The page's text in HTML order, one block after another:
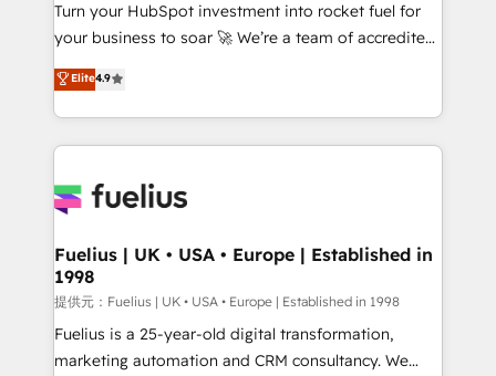
certified - the AI management standard • GuardHub:
our AI governance framework, built on ISO 42001
Ready for the next step? Click the 👈 '𝗖𝗼𝗻𝘁𝗮𝗰𝘁
𝗯𝘂𝘀𝗶𝗻𝗲𝘀𝘀' button to get in touch (𝘸𝘦'𝘳𝘦 𝘴𝘶𝘱𝘦𝘳
𝘳𝘦𝘴𝘱𝘰𝘯𝘴𝘪𝘷𝘦)
Turn your HubSpot investment into rocket fuel for
your business to soar 🚀 We’re a team of accredited
HubSpot experts ready to help you. We can
implement the platform into complex business
environments, optimise what you've got and make
sure you can actually use it, build your website in
for you and execute it on HubSpot. We are on the
framework, meaning we've been accredited by
HubSpot and vetted by the CCS, which means we
can support public sector companies as well the
other ones listed in our profile. Our services: -
HubSpot implementation - HubSpot CMS website
Elite4.9
Fuelius | UK • USA • Europe | Established in
1998
提供元：Fuelius | UK • USA • Europe | Established in 1998
Fuelius is a 25-year-old digital transformation,
marketing automation and CRM consultancy. We